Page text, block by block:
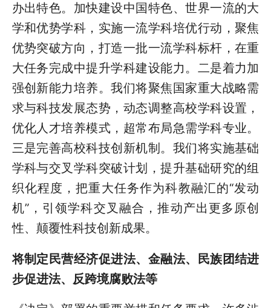
办出特色。加快建设中国特色、世界一流的大
学和优势学科，实施一流学科培优行动，聚焦
优势突破方向，打造一批一流学科标杆，在重
大任务完成中提升学科建设能力。二是着力加
强创新能力培养。我们将聚焦国家重大战略需
求与科技发展态势，动态调整高校学科设置，
优化人才培养模式，超常布局急需学科专业。
三是完善高校科技创新机制。我们将实施基础
学科与交叉学科突破计划，提升基础研究的组
织化程度，把重大任务作为科教融汇的“发动
机”，引领学科交叉融合，推动产出更多原创
性、颠覆性科技创新成果。
将制定民营经济促进法、金融法、民族团结进
步促进法、反跨境腐败法等